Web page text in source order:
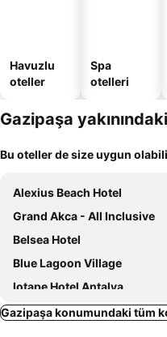
Havuzlu
oteller
Spa
otelleri
Gazipaşa
Bu oteller de size uygun
Alexius Beach Hotel
Grand Akca - All Inclusive
Belsea Hotel
Blue Lagoon Village
Iotape Hotel Antalya
Iotape Hotel Antalya
Gazipaşa konumundaki tüm